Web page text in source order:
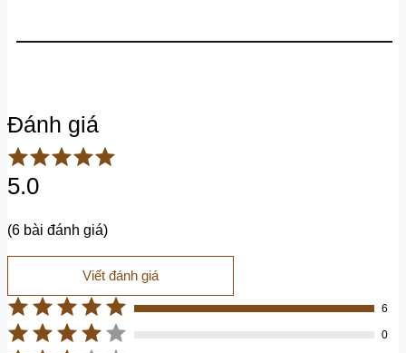
Đánh giá
5.0
(6 bài đánh giá)
Viết đánh giá
6
0